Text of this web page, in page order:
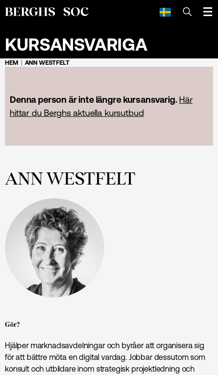
SÖK
KURSANSVARIGA
HEM ANN WESTFELT
Denna person är inte längre kursansvarig. Här
hittar du Berghs aktuella kursutbud
ANN WESTFELT
Gör?
Hjälper marknadsavdelningar och byråer att organisera sig
för att bättre möta en digital vardag. Jobbar dessutom som
konsult och utbildare inom strategisk projektledning och